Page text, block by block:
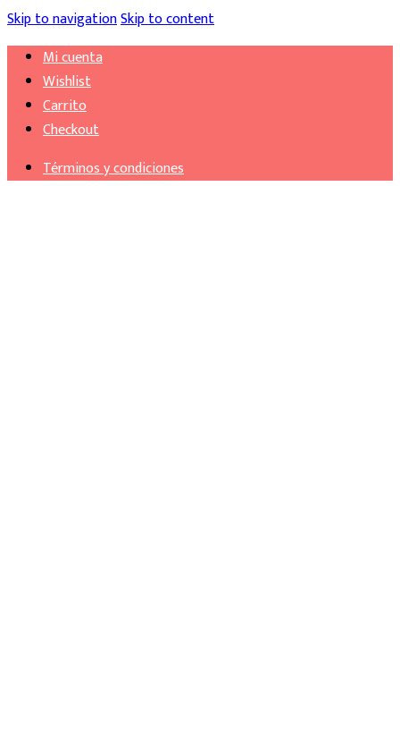
Skip to navigationSkip to content
Mi cuenta
Wishlist
Carrito
Checkout
Términos y condiciones